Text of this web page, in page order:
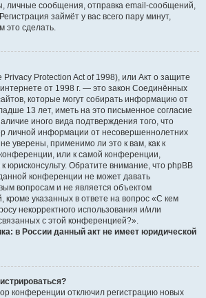
личные сообщения, отправка email-сообщений,
займёт у вас всего пару минут,
это сделать.
Privacy Protection Act of 1998), или Акт о защите
от 1998 г. — это закон Соединённых
которые могут собирать информацию от
13 лет, иметь на это письменное согласие
иного вида подтверждения того, что
личной информации от несовершеннолетних
уверены, применимо ли это к вам, как к
или к самой конференции,
юрисконсульту. Обратите внимание, что phpBB
конференции не может давать
вопросам и не является объектом
кроме указанных в ответе на вопрос «С кем
некорректного использования и/или
с этой конференцией?».
в России данный акт не имеет юридической
конференции отключил регистрацию новых